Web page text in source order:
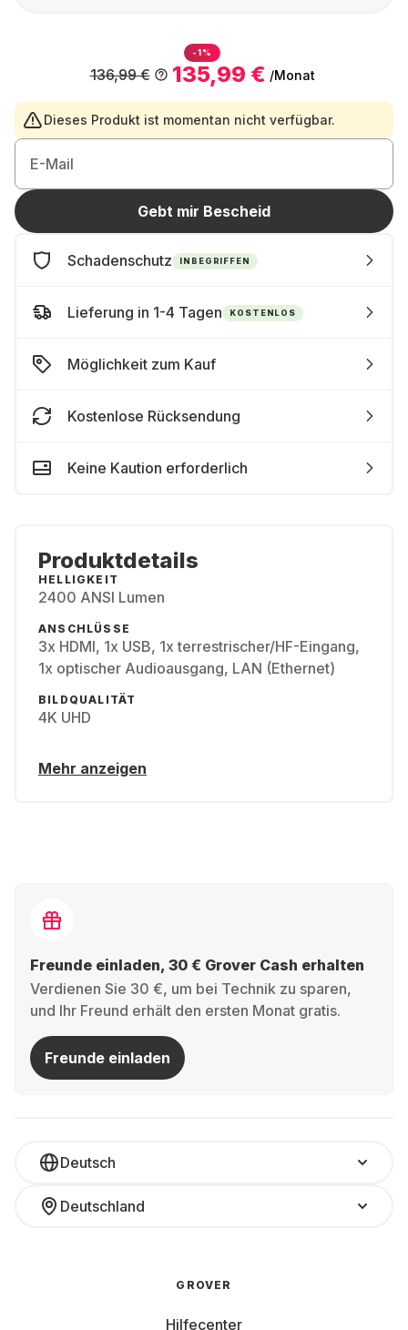
-1%
135,99 € /Monat
136,99 €
Dieses Produkt ist momentan nicht verfügbar.
E-Mail
Gebt mir Bescheid
Schadenschutz INBEGRIFFEN
Lieferung in 1-4 Tagen KOSTENLOS
Möglichkeit zum Kauf
Kostenlose Rücksendung
Keine Kaution erforderlich
Produktdetails
HELLIGKEIT
2400 ANSI Lumen
ANSCHLÜSSE
3x HDMI, 1x USB, 1x terrestrischer/HF-Eingang,
1x optischer Audioausgang, LAN (Ethernet)
BILDQUALITÄT
4K UHD
Mehr anzeigen
Freunde einladen, 30 € Grover Cash erhalten
Verdienen Sie 30 €, um bei Technik zu sparen,
und Ihr Freund erhält den ersten Monat gratis.
Freunde einladen
Deutsch
Deutschland
GROVER
Hilfecenter